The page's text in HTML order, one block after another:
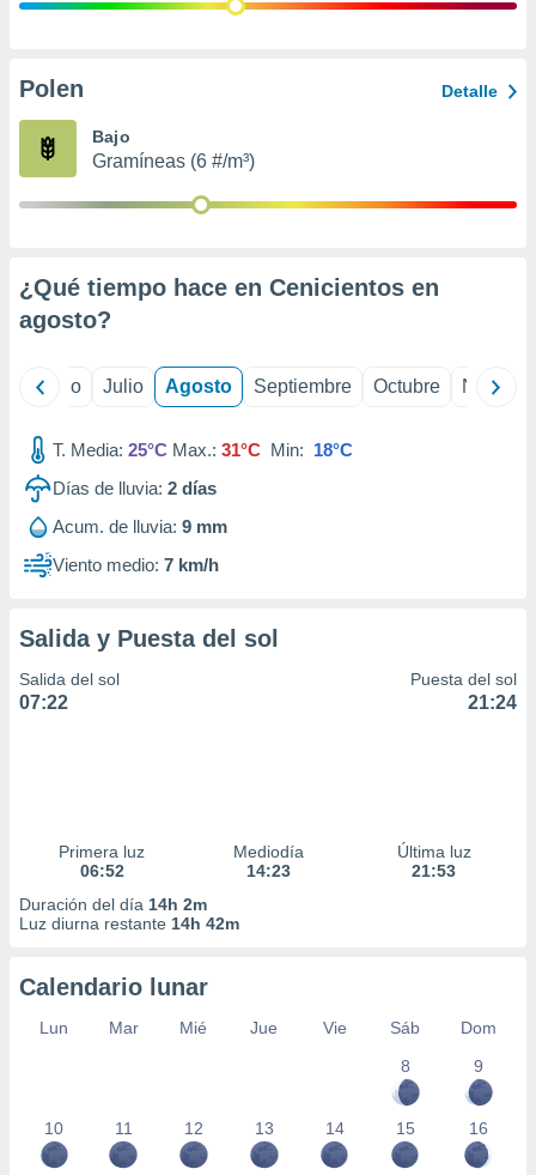
publicidad
de
Polen Detalle
Bajo
Gramíneas (6 #/m³)
¿Qué tiempo hace en Cenicientos en
agosto?
Junio Julio Agosto Septiembre Octubre
T. Media: 25°C Max.: 31°C Min: 18°C
Días de lluvia: 2 días
Acum. de lluvia: 9 mm
Viento medio: 7 km/h
Salida y Puesta del sol
Salida del sol
07:22
Puesta del sol
21:24
Primera luz
06:52
Mediodía
14:23
Última luz
21:53
Duración del día 14h 2m
Luz diurna restante 14h 42m
Calendario lunar
Lun Mar Mié Jue Vie Sáb
Dom
8
9
10 11 12 13 14 15 16